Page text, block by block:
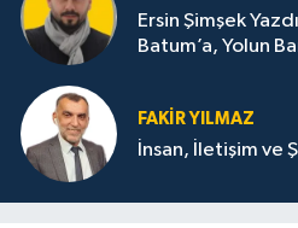
Ersin Şimşek
Batum’a, Yolun
FAKIR YILMAZ
İnsan, İletişim ve